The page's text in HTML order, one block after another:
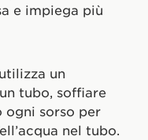
e impiega più
un
tubo, soffiare
ogni sorso per
nel tubo.